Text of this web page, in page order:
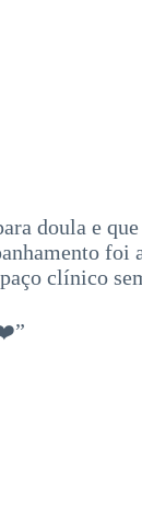
doula e
foi
clínico